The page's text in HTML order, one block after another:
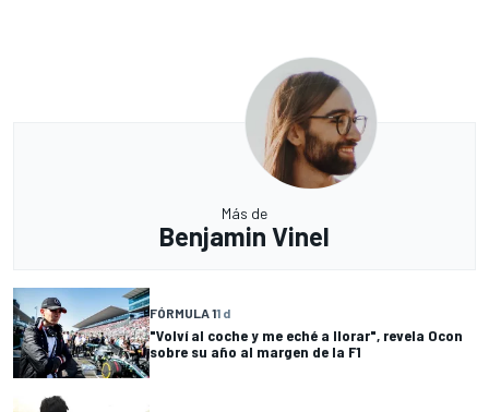
Más de
Benjamin Vinel
FÓRMULA 11 d
"Volví al coche y me eché a llorar", revela Ocon
sobre su año al margen de la F1